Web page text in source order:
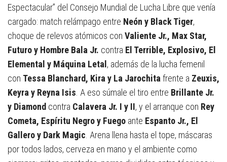
Espectacular” del Consejo Mundial de Lucha Libre que venía
cargado: match relámpago entre Neón y Black Tiger,
choque de relevos atómicos con Valiente Jr., Max Star,
Futuro y Hombre Bala Jr. contra El Terrible, Explosivo, El
Elemental y Máquina Letal, además de la lucha femenil
con Tessa Blanchard, Kira y La Jarochita frente a Zeuxis,
Keyra y Reyna Isis . A eso súmale el tiro entre Brillante Jr.
y Diamond contra Calavera Jr. I y II, y el arranque con Rey
Cometa, Espíritu Negro y Fuego ante Espanto Jr., El
Gallero y Dark Magic . Arena llena hasta el tope, máscaras
por todos lados, cerveza en mano y el ambiente como